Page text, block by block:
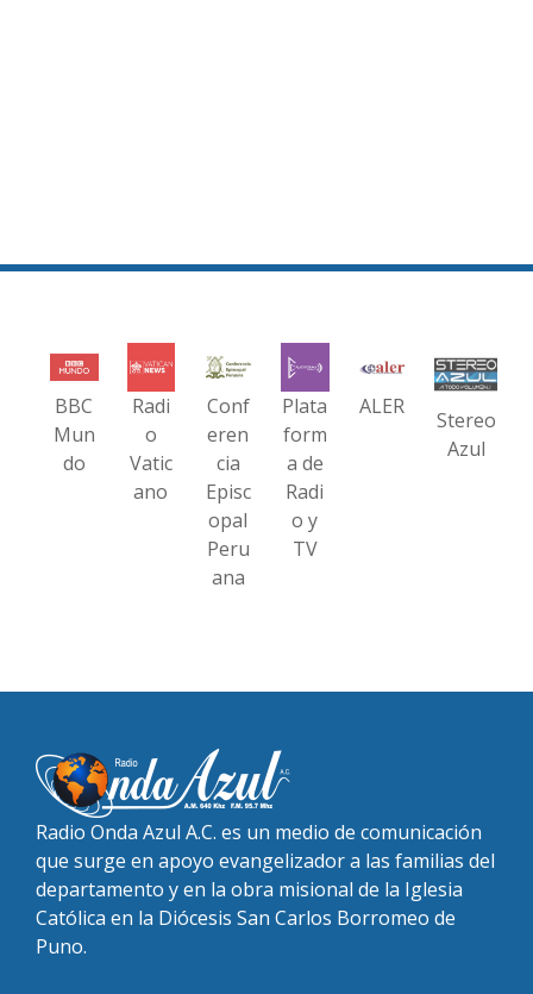
BBC
Mun
do
Radi
o
Vatic
ano
Conf
eren
cia
Episc
opal
Peru
ana
Plata
form
a de
Radi
o y
TV
ALER
Stereo
Azul
Radio Onda Azul A.C. es un medio de comunicación
que surge en apoyo evangelizador a las familias del
departamento y en la obra misional de la Iglesia
Católica en la Diócesis San Carlos Borromeo de
Puno.